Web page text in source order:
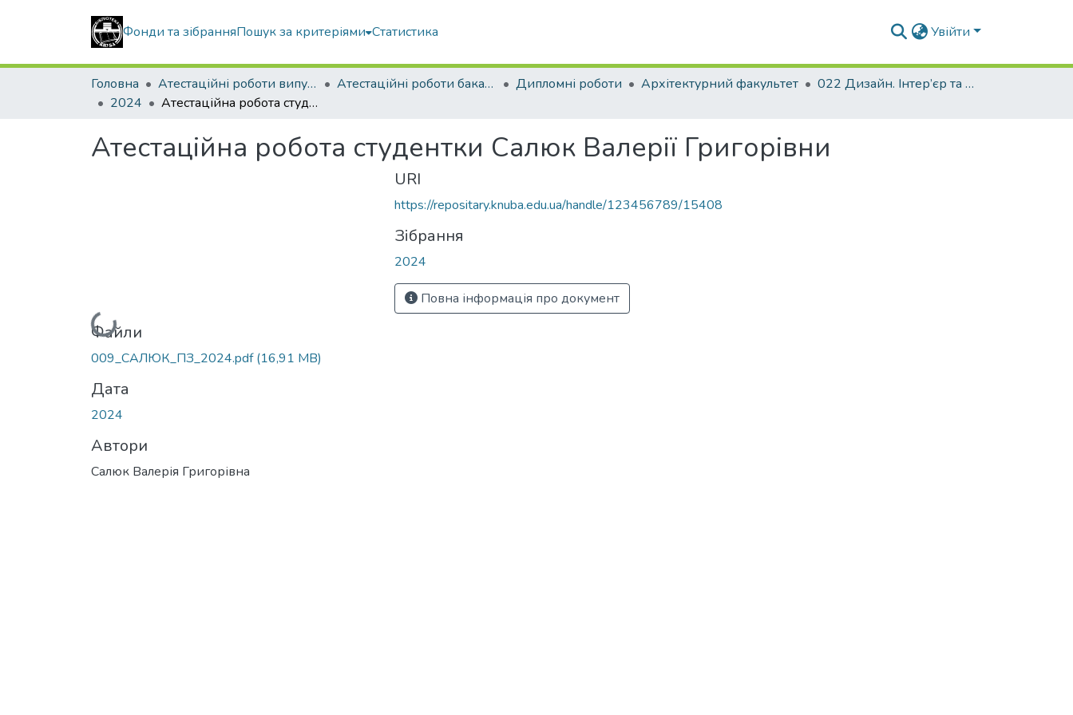
Фонди та зібранняПошук за критеріями Статистика Увійти
Головна Атестаційні роботи випускників Атестаційні роботи бакалаврів Дипломні роботи Архітектурний факультет
022 Дизайн. Інтер’єр та обладнання
2024
Атестаційна робота студентки Салюк Валерії Григорівни
Атестаційна робота студентки Салюк Валерії Григорівни
Вантажиться...
Файли
009_САЛЮК_ПЗ_2024.pdf(16,91 MB)
Дата
2024
Автори
Салюк Валерія Григорівна
URI
https://repositary.knuba.edu.ua/handle/123456789/15408
Зібрання
2024
Повна інформація про документ